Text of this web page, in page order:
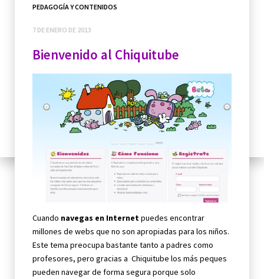
PEDAGOGÍA Y CONTENIDOS
7 DE ENERO DE 2013
Bienvenido al Chiquitube
Cuando navegas en Internetpuedes encontrar
millones de webs que no son apropiadas para los niños.
Este tema preocupa bastante tanto a padres como
profesores, pero gracias a Chiquitube los más peques
pueden navegar de forma segura porque solo